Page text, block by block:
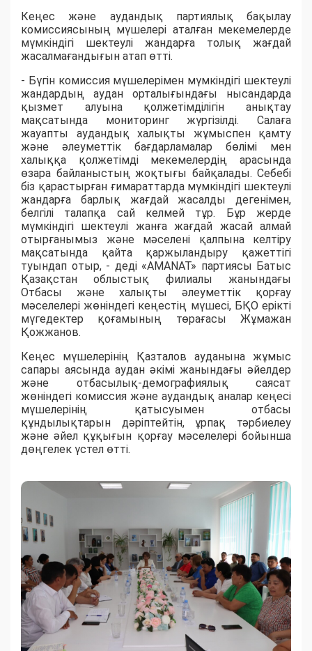
Кеңес және аудандық партиялық бақылау
комиссиясының мүшелері аталған мекемелерде
мүмкіндігі шектеулі жандарға толық жағдай
жасалмағандығын атап өтті.
- Бүгін комиссия мүшелерімен мүмкіндігі шектеулі
жандардың аудан орталығындағы нысандарда
қызмет алуына қолжетімділігін анықтау
мақсатында мониторинг жүргізілді. Салаға
жауапты аудандық халықты жұмыспен қамту
және әлеуметтік бағдарламалар бөлімі мен
халыққа қолжетімді мекемелердің арасында
өзара байланыстың жоқтығы байқалады. Себебі
біз қарастырған ғимараттарда мүмкіндігі шектеулі
жандарға барлық жағдай жасалды дегенімен,
белгілі талапқа сай келмей тұр. Бұр жерде
мүмкіндігі шектеулі жанға жағдай жасай алмай
отырғанымыз және мәселені қалпына келтіру
мақсатында қайта қаржыландыру қажеттігі
туындап отыр, - деді «AMANAT» партиясы Батыс
Қазақстан облыстық филиалы жанындағы
Отбасы және халықты әлеуметтік қорғау
мәселелері жөніндегі кеңестің мүшесі, БҚО ерікті
мүгедектер қоғамының төрағасы Жұмажан
Қожжанов.
Кеңес мүшелерінің Қазталов ауданына жұмыс
сапары аясында аудан әкімі жанындағы әйелдер
және отбасылық-демографиялық саясат
жөніндегі комиссия және аудандық аналар кеңесі
мүшелерінің қатысуымен отбасы
құндылықтарын дәріптейтін, ұрпақ тәрбиелеу
және әйел құқығын қорғау мәселелері бойынша
дөңгелек үстел өтті.